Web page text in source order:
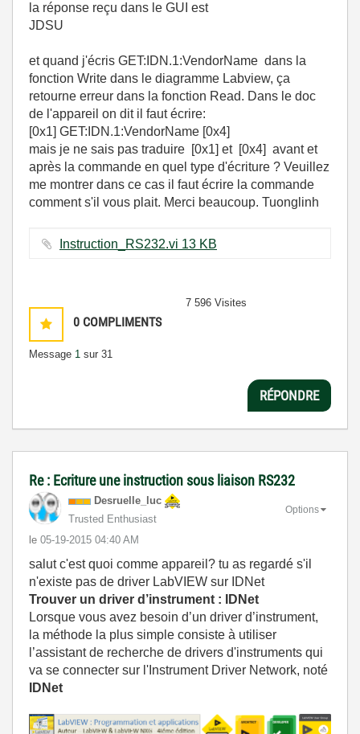
la réponse reçu dans le GUI est
JDSU
et quand j'écris GET:IDN.1:VendorName dans la
fonction Write dans le diagramme Labview, ça
retourne erreur dans la fonction Read. Dans le doc
de l'appareil on dit il faut écrire:
[0x1] GET:IDN.1:VendorName [0x4]
mais je ne sais pas traduire [0x1] et [0x4] avant et
après la commande en quel type d'écriture ? Veuillez
me montrer dans ce cas il faut écrire la commande
comment s'il vous plait. Merci beaucoup. Tuonglinh
Instruction_RS232.vi ‏13 KB
0 COMPLIMENTS
Message 1 sur 31
7 596 Visites
RÉPONDRE
Re : Ecriture une instruction sous liaison RS232
Desruelle_luc
Trusted Enthusiast
le ‎05-19-2015 04:40 AM
Options
salut c'est quoi comme appareil? tu as regardé s'il
n'existe pas de driver LabVIEW sur IDNet
Trouver un driver d’instrument : IDNet
Lorsque vous avez besoin d’un driver d’instrument,
la méthode la plus simple consiste à utiliser
l’assistant de recherche de drivers d'instruments qui
va se connecter sur l'Instrument Driver Network, noté
IDNet